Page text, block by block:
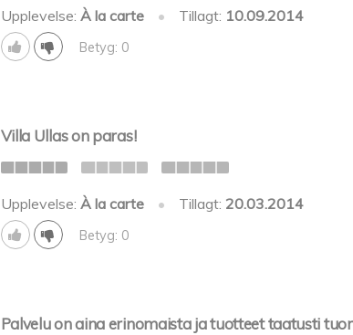
Upplevelse: À la carte • Tillagt: 10.09.2014
Betyg: 0
Villa Ullas on paras!
Upplevelse: À la carte • Tillagt: 20.03.2014
Betyg: 0
Palvelu on aina erinomaista ja tuotteet taatusti